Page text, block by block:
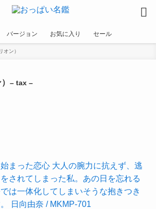
バージョン お気に入り セール
オン）
– tax –
まった恋心 大人の腕力に抗えず、逃
されてしまった私。あの日を忘れる
は一体化してしまいそうな抱きつき
日向由奈 / MKMP-701